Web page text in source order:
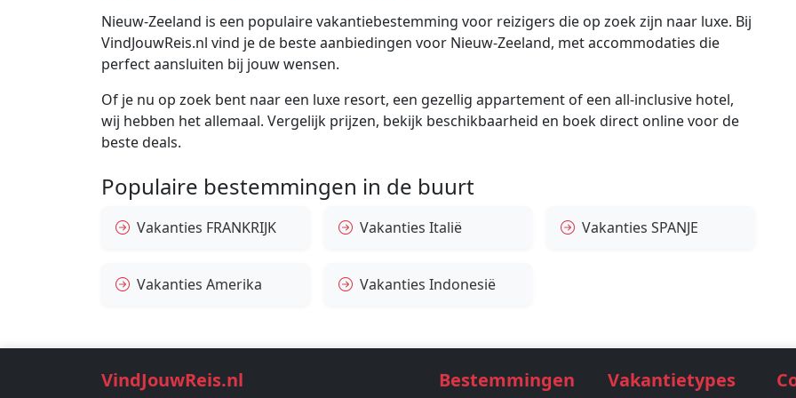
Nieuw-Zeeland is een populaire vakantiebestemming voor reizigers die op zoek zijn naar luxe. Bij
VindJouwReis.nl vind je de beste aanbiedingen voor Nieuw-Zeeland, met accommodaties die
perfect aansluiten bij jouw wensen.
Of je nu op zoek bent naar een luxe resort, een gezellig appartement of een all-inclusive hotel,
wij hebben het allemaal. Vergelijk prijzen, bekijk beschikbaarheid en boek direct online voor de
beste deals.
Populaire bestemmingen in de buurt
Vakanties FRANKRIJK Vakanties Italië Vakanties SPANJE
Vakanties Amerika Vakanties Indonesië
VindJouwReis.nl Bestemmingen Vakantietypes